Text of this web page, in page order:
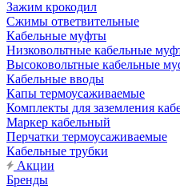
Зажим крокодил
Сжимы ответвительные
Кабельные муфты
Низковольтные кабельные
Высоковольтные кабельные
Кабельные вводы
Капы термоусаживаемые
Комплекты для заземления
Маркер кабельный
Перчатки термоусаживаемые
Кабельные трубки
Акции
Бренды